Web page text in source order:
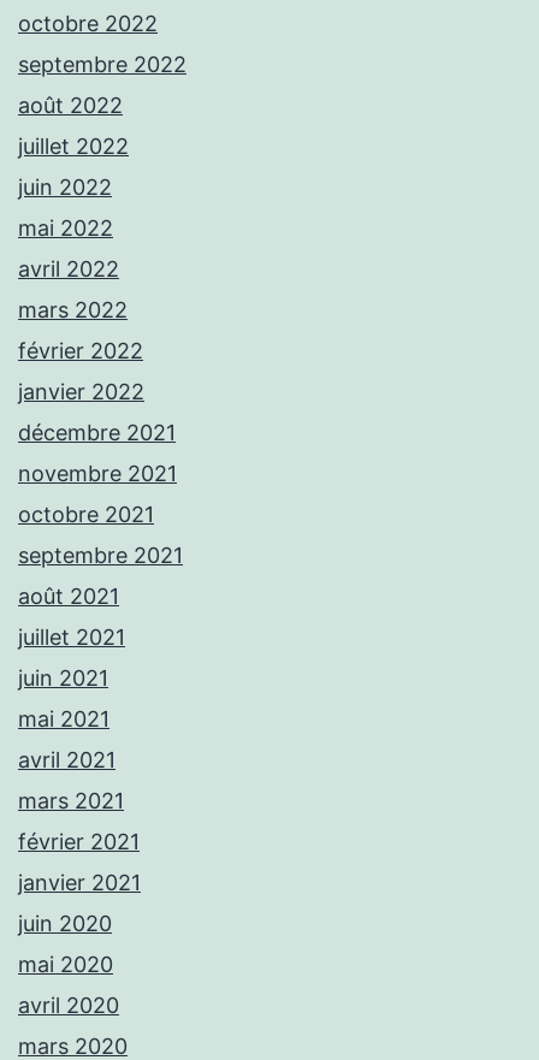
octobre 2022
septembre 2022
août 2022
juillet 2022
juin 2022
mai 2022
avril 2022
mars 2022
février 2022
janvier 2022
décembre 2021
novembre 2021
octobre 2021
septembre 2021
août 2021
juillet 2021
juin 2021
mai 2021
avril 2021
mars 2021
février 2021
janvier 2021
juin 2020
mai 2020
avril 2020
mars 2020